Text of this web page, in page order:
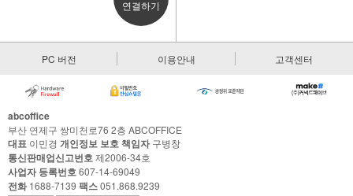
연결하기
PC 버전 이용안내 고객센터
abcoffice
부산 연제구 쌍미천로76 2층 ABCOFFICE
대표 이민경 개인정보 보호 책임자구병창
통신판매업신고번호제2006-34호
사업자 등록번호607-14-69049
전화1688-7139 팩스051.868.9239